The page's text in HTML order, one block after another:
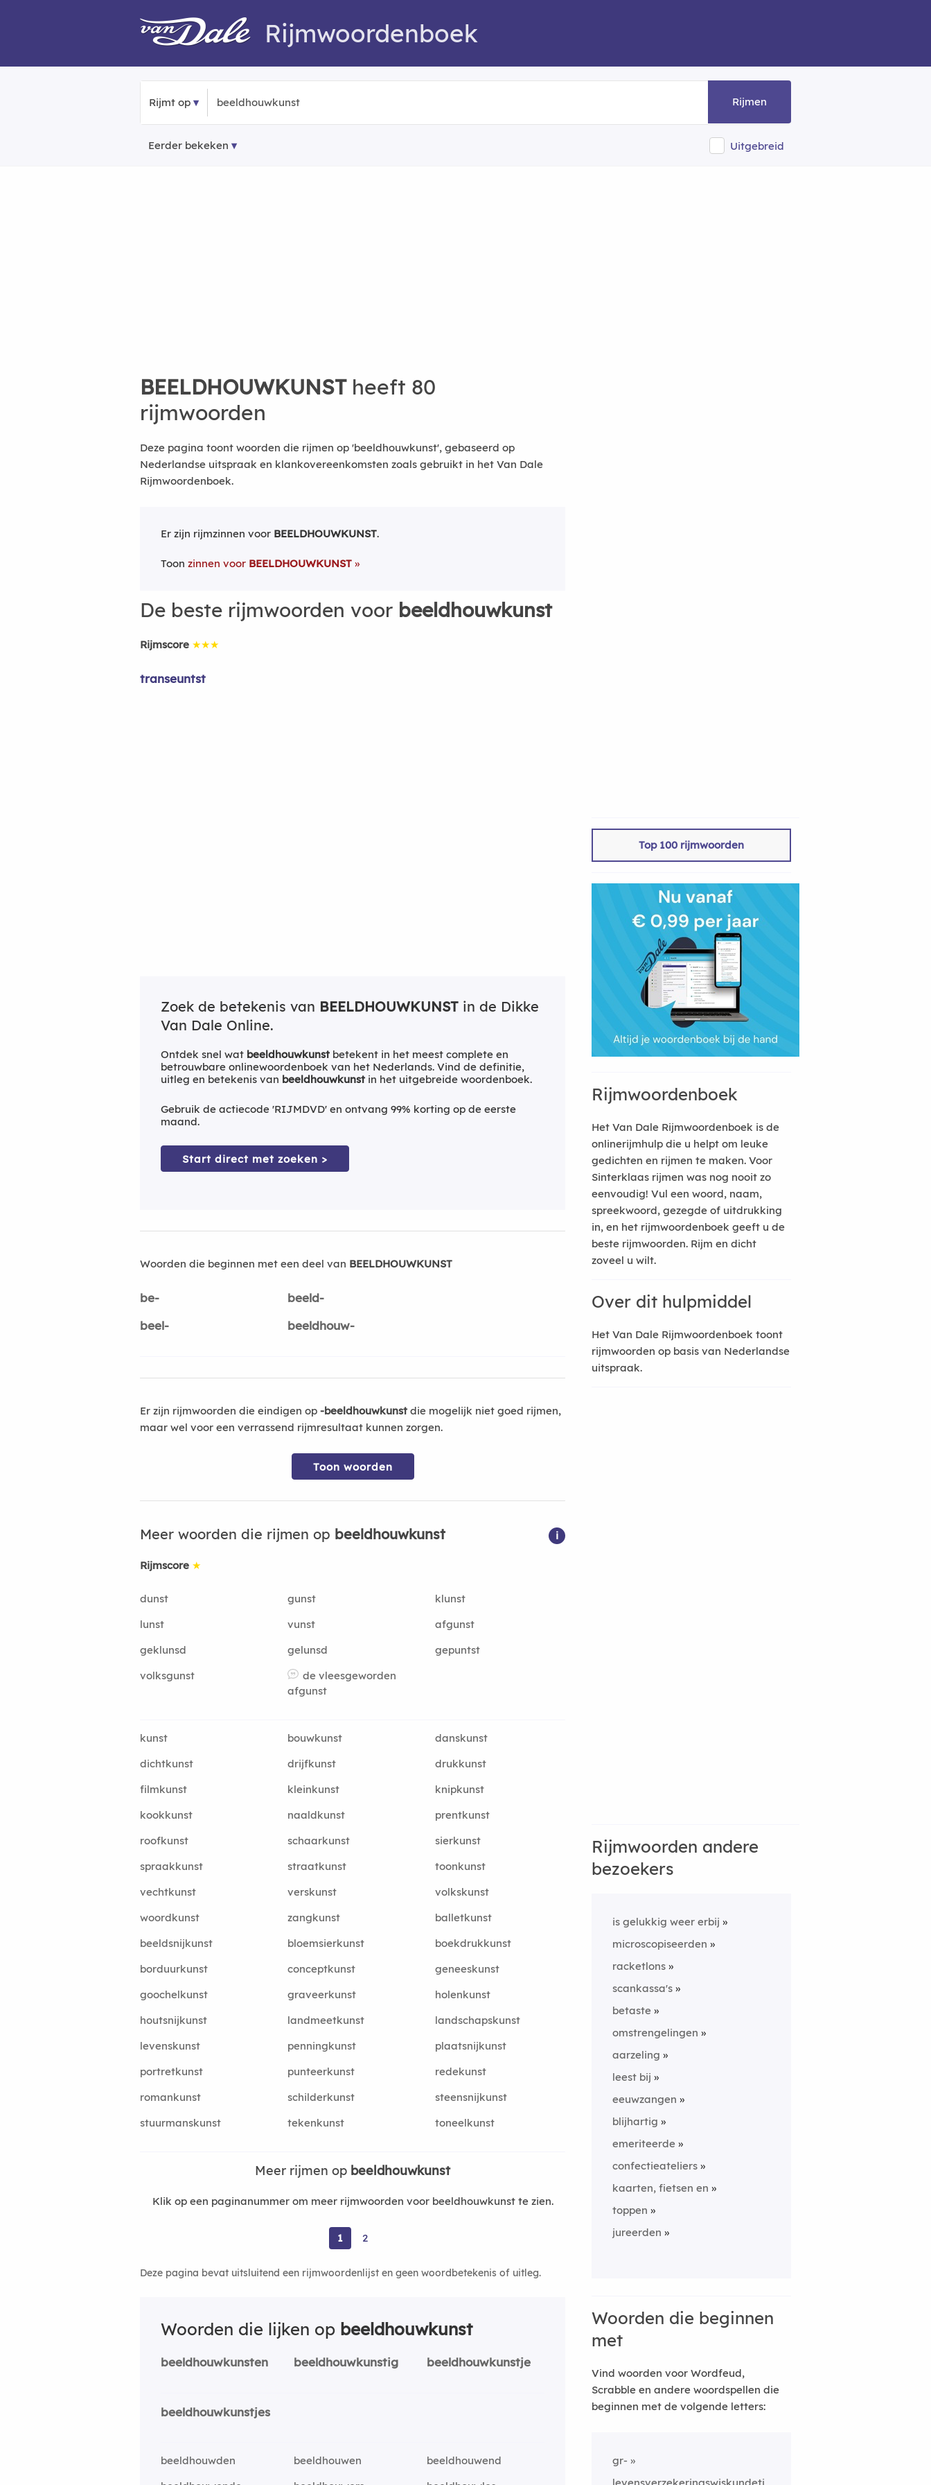
Rijmwoordenboek
Rijmt op Rijmen
Eerder bekeken Uitgebreid
BEELDHOUWKUNSTheeft 80
rijmwoorden
Deze pagina toont woorden die rijmen op 'beeldhouwkunst', gebaseerd op
Nederlandse uitspraak en klankovereenkomsten zoals gebruikt in het Van Dale
Rijmwoordenboek.
Er zijn rijmzinnen voor BEELDHOUWKUNST.
Toon zinnen voor BEELDHOUWKUNST
De beste rijmwoorden voor beeldhouwkunst
Rijmscore ★★★
transeuntst
Zoek de betekenis van BEELDHOUWKUNST in de Dikke
Van Dale Online.
Ontdek snel wat beeldhouwkunst betekent in het meest complete en
betrouwbare onlinewoordenboek van het Nederlands. Vind de definitie,
uitleg en betekenis van beeldhouwkunst in het uitgebreide woordenboek.
Gebruik de actiecode 'RIJMDVD' en ontvang 99% korting op de eerste
maand.
Start direct met zoeken >
Woorden die beginnen met een deel van BEELDHOUWKUNST
be-
beeld-
beel-
beeldhouw-
Er zijn rijmwoorden die eindigen op -beeldhouwkunst die mogelijk niet goed rijmen,
maar wel voor een verrassend rijmresultaat kunnen zorgen.
Toon woorden
Meer woorden die rijmen op beeldhouwkunst i
Rijmscore ★
dunst gunst
klunst
lunst
vunst
afgunst
geklunsd
gelunsd
gepuntst
volksgunst
de vleesgeworden
afgunst
kunst bouwkunst
danskunst
dichtkunst
drijfkunst
drukkunst
filmkunst
kleinkunst
knipkunst
kookkunst
naaldkunst
prentkunst
roofkunst
schaarkunst
sierkunst
spraakkunst
straatkunst
toonkunst
vechtkunst
verskunst
volkskunst
woordkunst
zangkunst
balletkunst
beeldsnijkunst
bloemsierkunst
boekdrukkunst
borduurkunst
conceptkunst
geneeskunst
goochelkunst
graveerkunst
holenkunst
houtsnijkunst
landmeetkunst
landschapskunst
levenskunst
penningkunst
plaatsnijkunst
portretkunst
punteerkunst
redekunst
romankunst
schilderkunst
steensnijkunst
stuurmanskunst
tekenkunst toneelkunst
Meer rijmen op beeldhouwkunst
Klik op een paginanummer om meer rijmwoorden voor beeldhouwkunst te zien.
1 2
Deze pagina bevat uitsluitend een rijmwoordenlijst en geen woordbetekenis of uitleg.
Woorden die lijken op beeldhouwkunst
beeldhouwkunsten beeldhouwkunstig beeldhouwkunstje
beeldhouwkunstjes
beeldhouwden beeldhouwen
beeldhouwend
Top 100 rijmwoorden
Rijmwoordenboek
Het Van Dale Rijmwoordenboek is de
onlinerijmhulp die u helpt om leuke
gedichten en rijmen te maken. Voor
Sinterklaas rijmen was nog nooit zo
eenvoudig! Vul een woord, naam,
spreekwoord, gezegde of uitdrukking
in, en het rijmwoordenboek geeft u de
beste rijmwoorden. Rijm en dicht
zoveel u wilt.
Over dit hulpmiddel
Het Van Dale Rijmwoordenboek toont
rijmwoorden op basis van Nederlandse
uitspraak.
Rijmwoorden andere
bezoekers
is gelukkig weer erbij
microscopiseerden
racketlons
scankassa's
betaste
omstrengelingen
aarzeling
leest bij
eeuwzangen
blijhartig
emeriteerde
confectieateliers
kaarten, fietsen en
toppen
jureerden
Woorden die beginnen
met
Vind woorden voor Wordfeud,
Scrabble en andere woordspellen die
beginnen met de volgende letters:
gr-